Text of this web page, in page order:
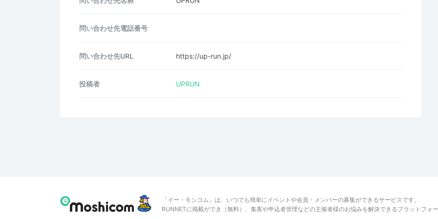
問い合わせ先電話番号
問い合わせ先URL https://up-run.jp/
投稿者 UPRUN
「イー・モシコム」は、いつでも簡単にイベントや会員・メンバーの募集ができるサービスです。
RUNNETに掲載ができ（無料）、集客や申込者管理などの主催者様のお悩みを解決できるプラットフォー